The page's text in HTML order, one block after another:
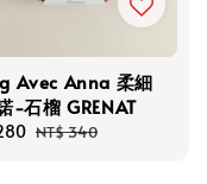
Avec Anna 柔細
-石榴 GRENAT
Regular
NT$ 340